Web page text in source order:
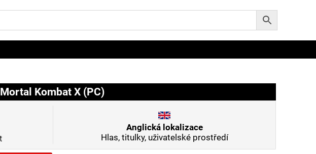
Mortal Kombat X (PC)
Anglická lokalizace
Hlas, titulky, uživatelské prostředí